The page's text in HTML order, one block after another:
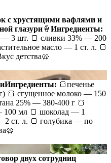
с хрустящими вафлями и
глазури 🍦 ​ Ингредиенты:
— 3 шт. 🍞 сливки 33% — 200
масло — 1 ст. л. 🍞
детства🥨
Ингредиенты: 🍞печенье
🍞 сгущенное молоко — 150
25% — 380-400 г 🍞
100 мл 🍞 шоколад — 1
2 ст. л. 🍞 голубика — по
двух сотрудниц